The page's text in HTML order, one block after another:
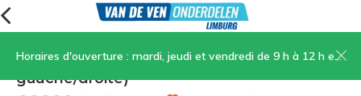
Horaires d'ouverture : mardi, jeudi et vendredi de 9 h à 12 h et de 13 h 30 à 17 h, samedi de 9 h à 12 h
Taraudeurs pour le boîtier de pédalier (kit 2
gauche/droite)